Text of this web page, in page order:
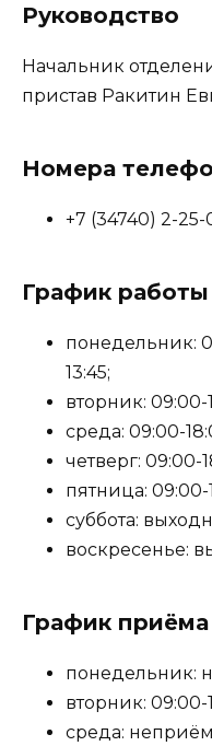
Руководство
Начальник
пристав Ракитин
Номера
+7 (34740) 2-25-
График работы
понедельник:
13:45;
вторник: 09:00-
среда: 09:00-
четверг: 09:00-
пятница: 09:00-
суббота:
воскресенье:
График приёма
понедельник:
вторник: 09:00-
среда: